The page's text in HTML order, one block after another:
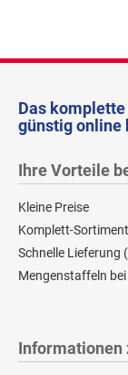
Das
günstig online
Ihre Vorteile
Kleine Preise
Komplett-
Schnelle Lieferung
Mengenstaffeln
Informationen